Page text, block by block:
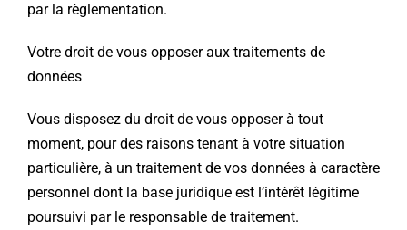
par la règlementation.
Votre droit de vous opposer aux traitements de
données
Vous disposez du droit de vous opposer à tout
moment, pour des raisons tenant à votre situation
particulière, à un traitement de vos données à caractère
personnel dont la base juridique est l’intérêt légitime
poursuivi par le responsable de traitement.